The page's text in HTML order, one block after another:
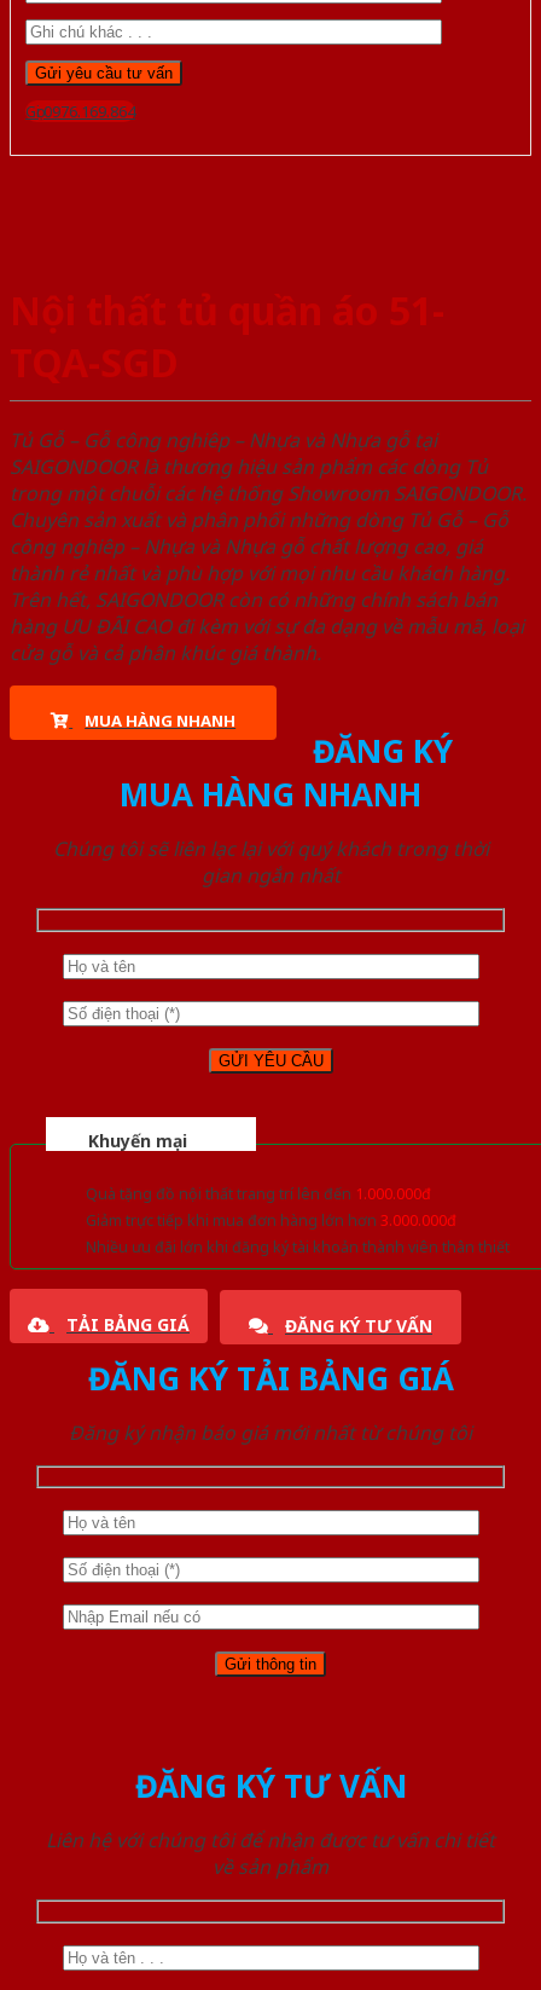
Gọi 0976.169.864
Nội thất tủ quần áo 51-
TQA-SGD
Tủ Gỗ – Gỗ công nghiêp – Nhựa và Nhựa gỗ tại
SAIGONDOOR là thương hiệu sản phẩm các dòng Tủ
trong một chuỗi các hệ thống Showroom SAIGONDOOR.
Chuyên sản xuất và phân phối những dòng Tủ Gỗ – Gỗ
công nghiêp – Nhựa và Nhựa gỗ chất lượng cao, giá
thành rẻ nhất và phù hợp với mọi nhu cầu khách hàng.
Trên hết, SAIGONDOOR còn có những chính sách bán
hàng ƯU ĐÃI CAO đi kèm với sự đa dạng về mẫu mã, loại
cửa gỗ và cả phân khúc giá thành.
MUA HÀNG NHANH
ĐĂNG KÝ
MUA HÀNG NHANH
Chúng tôi sẽ liên lạc lại với quý khách trong thời
gian ngắn nhất
Khuyến mại
Quà tặng đồ nội thất trang trí lên đến 1.000.000đ
Giảm trực tiếp khi mua đơn hàng lớn hơn 3.000.000đ
Nhiều ưu đãi lớn khi đăng ký tài khoản thành viên thân thiết
TẢI BẢNG GIÁ ĐĂNG KÝ TƯ VẤN
ĐĂNG KÝ TẢI BẢNG GIÁ
Đăng ký nhận báo giá mới nhất từ chúng tôi
ĐĂNG KÝ TƯ VẤN
Liên hệ với chúng tôi để nhận được tư vấn chi tiết
về sản phẩm